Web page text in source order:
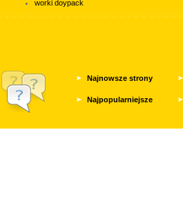
worki doypack
Najnowsze strony
Najpopularniejsze